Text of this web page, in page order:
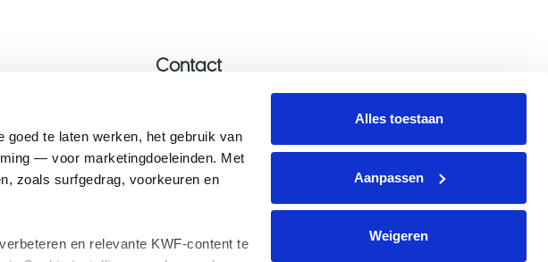
te laten werken, het gebruik van
— voor marketingdoeleinden. Met
zoals surfgedrag, voorkeuren en
en relevante KWF-content te
Alles toestaan
Aanpassen
Weigeren
Contact
Donatie wijzigen/opzeggen
Aanmelden nieuwsbrief